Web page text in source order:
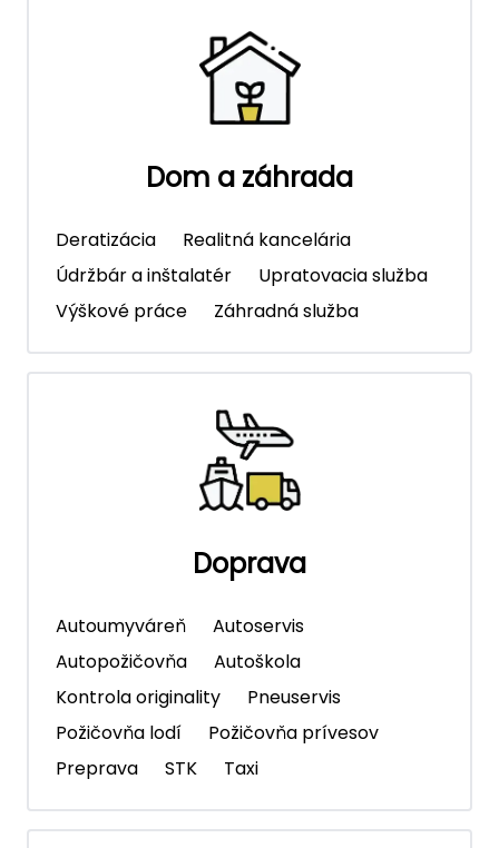
Dom a záhrada
Deratizácia
Realitná kancelária
Údržbár a inštalatér
Upratovacia služba
Výškové práce
Záhradná služba
Doprava
Autoumyváreň
Autoservis
Autopožičovňa
Autoškola
Kontrola originality
Pneuservis
Požičovňa lodí
Požičovňa prívesov
Preprava
STK Taxi